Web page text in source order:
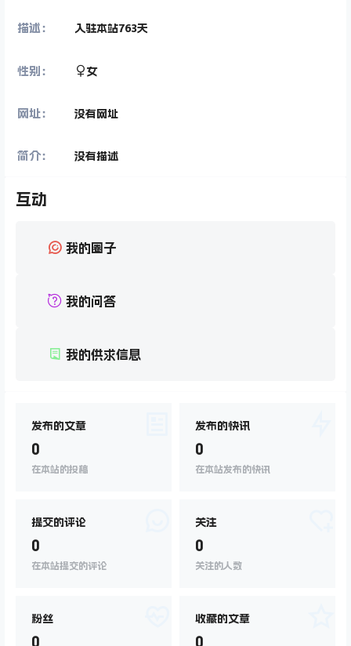
描述： 入驻本站763天
性别： 女
网址： 没有网址
简介： 没有描述
互动
我的圈子
我的问答
我的供求信息
发布的文章
0
在本站的投稿
发布的快讯
0
在本站发布的快讯
提交的评论
0
在本站提交的评论
关注
0
关注的人数
粉丝
0
收藏的文章
0